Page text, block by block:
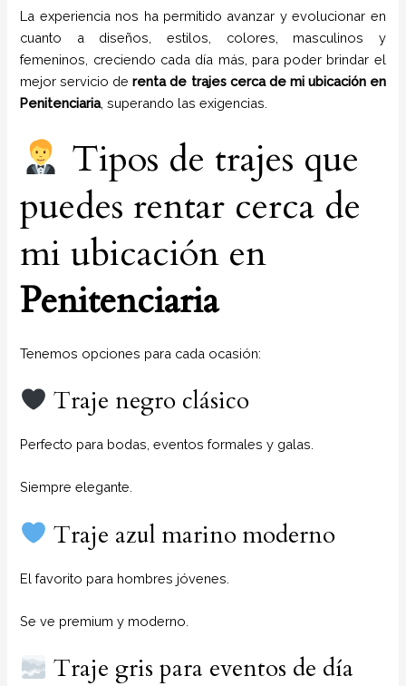
La experiencia nos ha permitido avanzar y evolucionar en
cuanto a diseños, estilos, colores, masculinos y
femeninos, creciendo cada día más, para poder brindar el
mejor servicio derenta de trajes cerca de mi ubicación en
Penitenciaria, superando las exigencias.
Tipos de trajes que
puedes rentar cerca de
mi ubicación en
Penitenciaria
Tenemos opciones para cada ocasión:
Traje negro clásico
Perfecto para bodas, eventos formales y galas.
Siempre elegante.
Traje azul marino moderno
El favorito para hombres jóvenes.
Se ve premium y moderno.
Traje gris para eventos de día